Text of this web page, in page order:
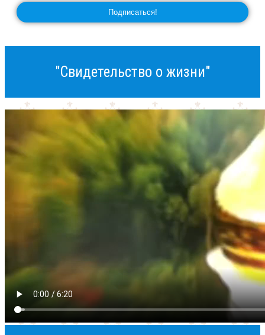
"Свидетельство о жизни"